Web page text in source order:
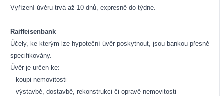
Vyřízení úvěru trvá až 10 dnů, expresně do týdne.
Raiffeisenbank
Účely, ke kterým lze hypoteční úvěr poskytnout, jsou bankou přesně
specifikovány.
Úvěr je určen ke:
– koupi nemovitosti
– výstavbě, dostavbě, rekonstrukci či opravě nemovitosti